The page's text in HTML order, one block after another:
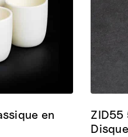
en
ZID55